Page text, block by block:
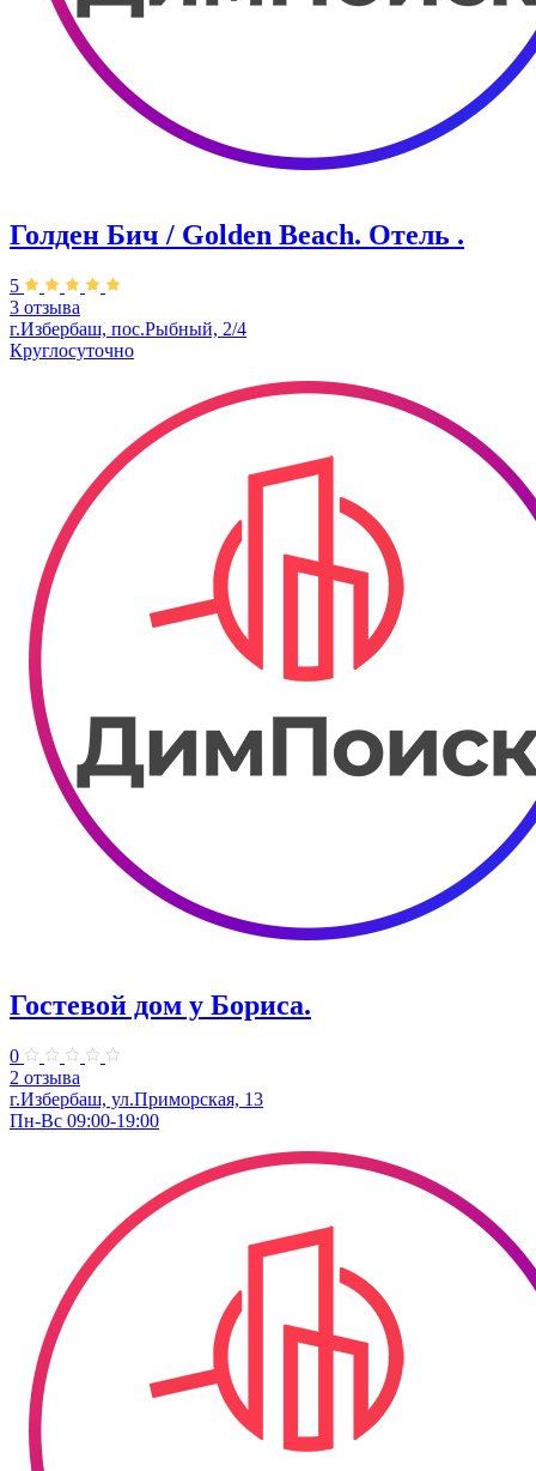
Голден Бич / Golden Beach. Отель .
5
3 отзыва
г.Избербаш, пос.Рыбный, 2/4
Круглосуточно
Гостевой дом у Бориса.
0
2 отзыва
г.Избербаш, ул.Приморская, 13
Пн-Вс 09:00-19:00